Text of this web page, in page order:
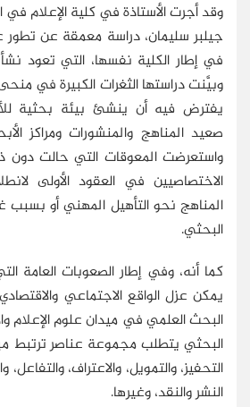
وقد أجرت الأستاذة في كلية الإعلام في
جيلبر سليمان، دراسة معمقة عن تطور
في إطار الكلية نفسها، التي تعود نشأتها
وبيَّنت دراستها الثغرات الكبيرة في
يفترض فيه أن ينشئ بيئة بحثية
صعيد المناهج والمنشورات ومراكز
واستعرضت المعوقات التي حالت
الاختصاصيين في العقود الأولى
المناهج نحو التأهيل المهني أو بسبب
البحثي.
كما أنه، وفي إطار الصعوبات العامة
يمكن عزل الواقع الاجتماعي
البحث العلمي في ميدان علوم الإعلام
البحثي يتطلب مجموعة عناصر ترتبط
التحفيز، والتمويل، والاعتراف،
النشر والنقد، وغيرها.